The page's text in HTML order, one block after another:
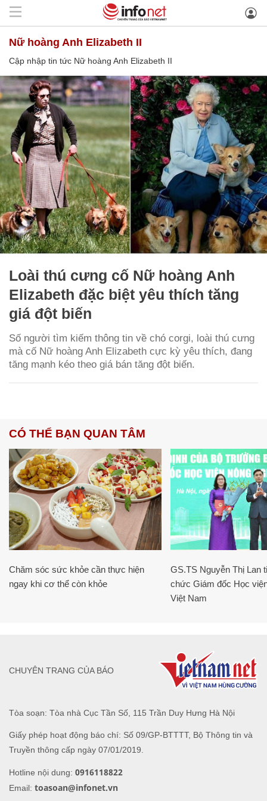
Nữ hoàng Anh Elizabeth II
Cập nhập tin tức Nữ hoàng Anh Elizabeth II
Loài thú cưng cố Nữ hoàng Anh
Elizabeth đặc biệt yêu thích tăng
giá đột biến
Số người tìm kiếm thông tin về chó corgi, loài thú cưng
mà cố Nữ hoàng Anh Elizabeth cực kỳ yêu thích, đang
tăng mạnh kéo theo giá bán tăng đột biến.
CÓ THỂ BẠN QUAN TÂM
Chăm sóc sức khỏe cần thực hiện
ngay khi cơ thể còn khỏe
GS.TS Nguyễn Thị Lan
chức Giám đốc Học
Việt Nam
Tòa soạn: Tòa nhà Cục Tần Số, 115 Trần Duy Hưng Hà Nội
Giấy phép hoạt động báo chí: Số 09/GP-BTTTT, Bộ Thông tin và
Truyền thông cấp ngày 07/01/2019.
Hotline nội dung: 0916118822
Email: toasoan@infonet.vn
CHUYÊN TRANG CỦA BÁO